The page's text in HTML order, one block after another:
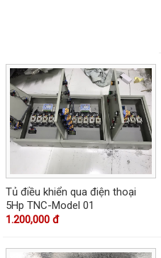
Tủ điều khiển qua điện thoại
5Hp TNC-Model 01
1.200,000 đ